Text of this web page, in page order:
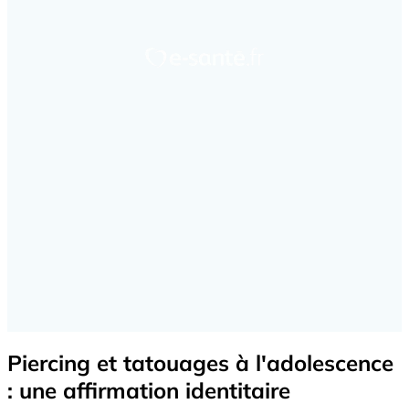
Piercing et tatouages à l'adolescence
: une affirmation identitaire